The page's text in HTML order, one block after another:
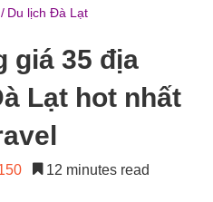
/ Du lịch Đà Lạt
giá 35 địa
Lạt hot nhất
12 minutes read